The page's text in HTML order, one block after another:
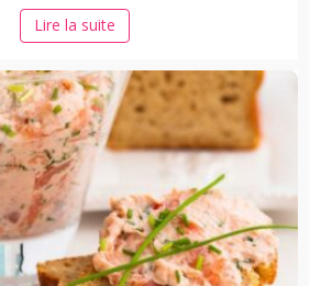
Lire la suite